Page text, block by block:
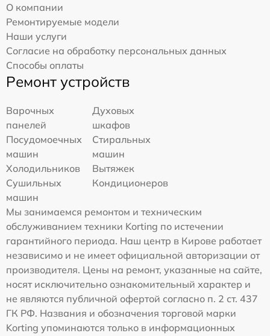
О компании
Ремонтируемые модели
Наши услуги
Согласие на обработку персональных данных
Способы оплаты
Ремонт устройств
Варочных
панелей
Духовых
шкафов
Посудомоечных
машин
Стиральных
машин
Холодильников
Вытяжек
Сушильных
машин
Кондиционеров
Мы занимаемся ремонтом и техническим
обслуживанием техники Korting по истечении
гарантийного периода. Наш центр в Кирове работает
независимо и не имеет официальной авторизации от
производителя. Цены на ремонт, указанные на сайте,
носят исключительно ознакомительный характер и
не являются публичной офертой согласно п. 2 ст. 437
ГК РФ. Названия и обозначения торговой марки
Korting упоминаются только в информационных